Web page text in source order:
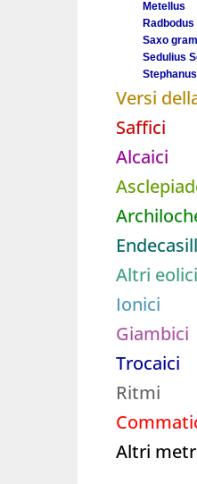
Metellus
Saxo
Sedulius
Versi
Saffici
Alcaici
Altri eolici
Ionici
Giambici
Trocaici
Ritmi
Altri